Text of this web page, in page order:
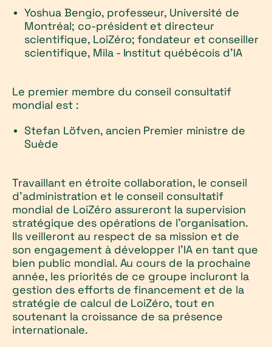
Yoshua Bengio, professeur, Université de
Montréal; co-président et directeur
scientifique, LoiZéro; fondateur et conseiller
scientifique, Mila - Institut québécois d'IA
Le premier membre du conseil consultatif
mondial est :
Stefan Löfven, ancien Premier ministre de
Suède
Travaillant en étroite collaboration, le conseil
d'administration et le conseil consultatif
mondial de LoiZéro assureront la supervision
stratégique des opérations de l’organisation.
Ils veilleront au respect de sa mission et de
son engagement à développer l'IA en tant que
bien public mondial. Au cours de la prochaine
année, les priorités de ce groupe incluront la
gestion des efforts de financement et de la
stratégie de calcul de LoiZéro, tout en
soutenant la croissance de sa présence
internationale.